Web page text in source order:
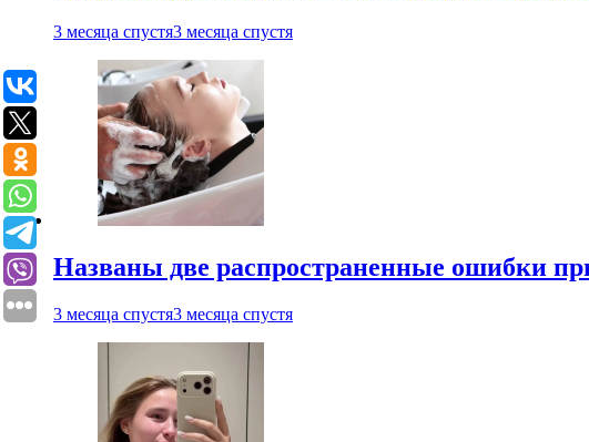
3 месяца спустя3 месяца спустя
Названы две распространенные ошибки
3 месяца спустя3 месяца спустя